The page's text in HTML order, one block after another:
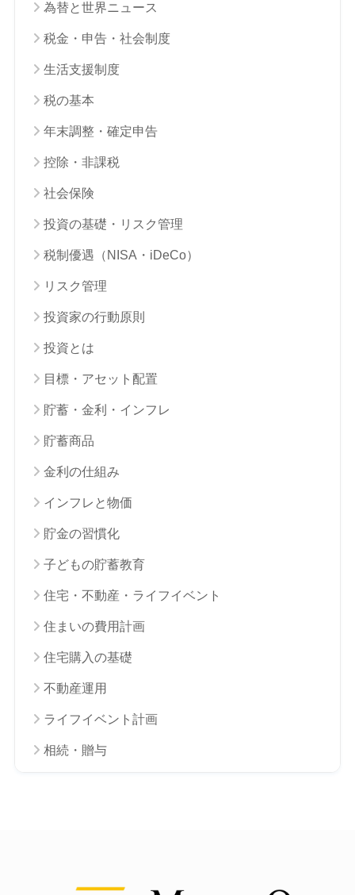
為替と世界ニュース
税金・申告・社会制度
生活支援制度
税の基本
年末調整・確定申告
控除・非課税
社会保険
投資の基礎・リスク管理
税制優遇（NISA・iDeCo）
リスク管理
投資家の行動原則
投資とは
目標・アセット配置
貯蓄・金利・インフレ
貯蓄商品
金利の仕組み
インフレと物価
貯金の習慣化
子どもの貯蓄教育
住宅・不動産・ライフイベント
住まいの費用計画
住宅購入の基礎
不動産運用
ライフイベント計画
相続・贈与